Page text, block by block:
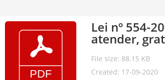
Lei nº 554-
atender,
File size: 88.15 KB
Created: 17-09-2020